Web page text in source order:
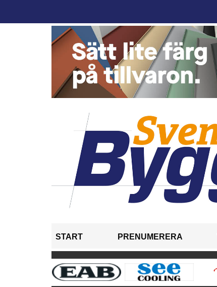
START PRENUMERERA